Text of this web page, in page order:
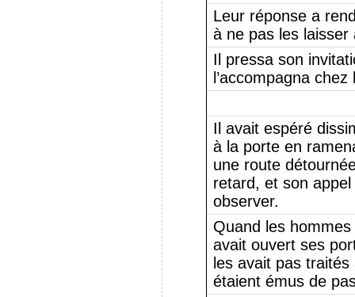
Leur réponse a
à ne pas les laisser
Il pressa son
l’accompagna chez
Il avait espéré
à la porte en
une route
retard, et son
observer.
Quand les
avait ouvert ses
les avait pas
étaient émus de